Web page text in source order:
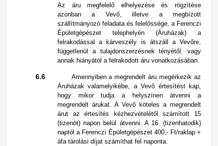
Az áru megfelelő elhelyezése és rögzítése
azonban a Vevő, illetve a megbízott
szállítmányozó feladata és felelőssége, a Ferenczi
Épületgépészet telephelyén (Áruházak) a
felrakodással a kárveszély is átszáll a Vevőre,
függetlenül a tulajdonszerzésnek tényétől, vagy
annak hiányától a felrakodott áru vonatkozásában.
6.6 Amennyiben a megrendelt áru megérkezik az
Áruházak valamelyikébe, a Vevő értesítést kap,
hogy mikor tudja a helyszínen átvenni a
megrendelt árukat. A Vevő köteles a megrendelt
árut az értesítés kézhezvételétől számított 15
(tizenöt) napon belül átvenni. A 16. (tizenhatodik)
naptól a Ferenczi Épületgépészet 400,- Ft/raklap +
áfa tárolási díjat számíthat fel naponta.